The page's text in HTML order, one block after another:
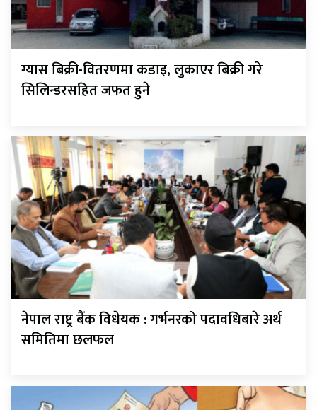
ग्यास बिक्री-वितरणमा कडाइ, लुकाएर बिक्री गरे
सिलिन्डरसहित जफत हुने
नेपाल राष्ट्र बैंक विधेयक : गर्भनरको पदावधिबारे अर्थ
समितिमा छलफल